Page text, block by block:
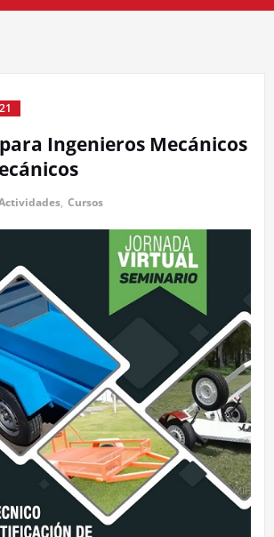
Ingenieros Mecánicos
, Cursos